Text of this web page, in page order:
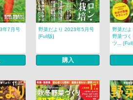
年7月号
野菜だより 2023年5月号
[Full版]
購入
野菜だ
野菜づく
ツ... [Full